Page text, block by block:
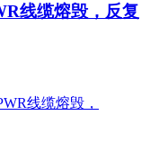
线缆熔毁，反复